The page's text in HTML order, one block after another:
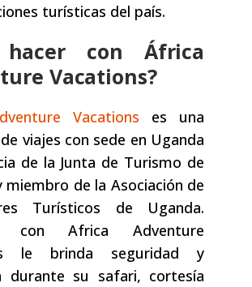
turísticas del país.
hacer con África
Vacations?
Vacations es una
viajes con sede en Uganda
de la Junta de Turismo de
miembro de la Asociación de
Turísticos de Uganda.
con Africa Adventure
le brinda seguridad y
durante su safari, cortesía